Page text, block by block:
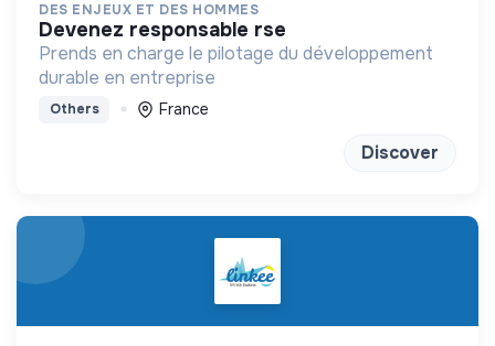
DES ENJEUX ET DES HOMMES
devenez responsable rse
Prends en charge le pilotage du développement
durable en entreprise
Others France
Discover